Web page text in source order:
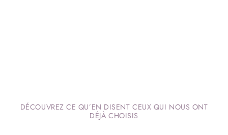
DÉCOUVREZ CE QU’EN DISENT CEUX QUI NOUS ONT
DÉJÀ CHOISIS